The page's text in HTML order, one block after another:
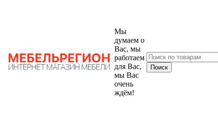
Мы
думаем о
Вас, мы
работаем
для Вас,
мы Вас
очень
ждём!